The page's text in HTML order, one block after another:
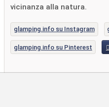
vicinanza alla natura.
glamping.info su Instagram
glamping.info su Pinterest